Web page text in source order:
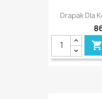
Drapak Dla
